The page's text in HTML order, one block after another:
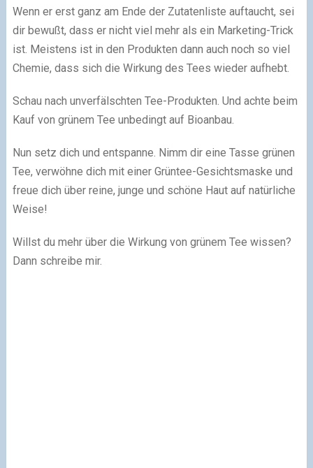
Wenn er erst ganz am Ende der Zutatenliste auftaucht, sei
dir bewußt, dass er nicht viel mehr als ein Marketing-Trick
ist. Meistens ist in den Produkten dann auch noch so viel
Chemie, dass sich die Wirkung des Tees wieder aufhebt.
Schau nach unverfälschten Tee-Produkten. Und achte beim
Kauf von grünem Tee unbedingt auf Bioanbau.
Nun setz dich und entspanne. Nimm dir eine Tasse grünen
Tee, verwöhne dich mit einer Grüntee-Gesichtsmaske und
freue dich über reine, junge und schöne Haut auf natürliche
Weise!
Willst du mehr über die Wirkung von grünem Tee wissen?
Dann schreibe mir.